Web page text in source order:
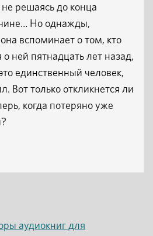
решаясь до конца
Но однажды,
вспоминает о том, кто
о ней пятнадцать лет назад,
единственный человек,
Вот только откликнется ли
когда потеряно уже
аудиокниг для